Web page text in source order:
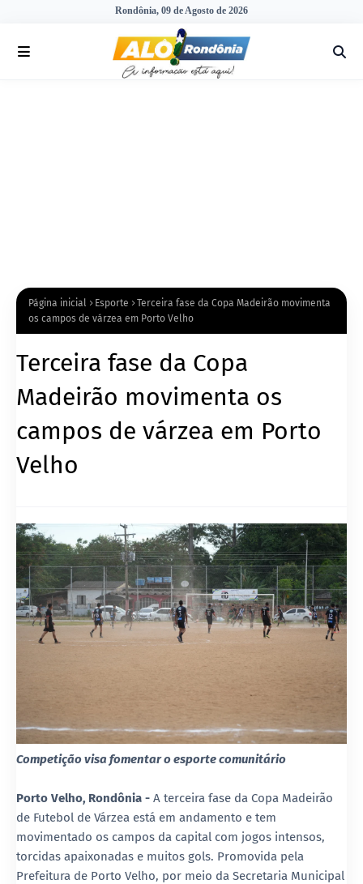
Rondônia, 09 de Agosto de 2026
Página inicial Esporte
Terceira fase da Copa Madeirão movimenta
os campos de várzea em Porto Velho
Terceira fase da Copa
Madeirão movimenta os
campos de várzea em Porto
Velho
Competição visa fomentar o esporte comunitário
Porto Velho, Rondônia - A terceira fase da Copa Madeirão
de Futebol de Várzea está em andamento e tem
movimentado os campos da capital com jogos intensos,
torcidas apaixonadas e muitos gols. Promovida pela
Prefeitura de Porto Velho, por meio da Secretaria Municipal